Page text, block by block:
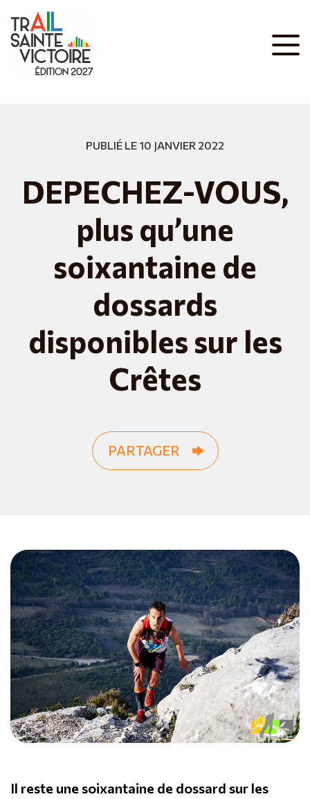
PUBLIÉ LE 10 JANVIER 2022
DEPECHEZ-VOUS,
plus qu’une
soixantaine de
dossards
disponibles sur les
Crêtes
PARTAGER
Il reste une soixantaine de dossard sur les